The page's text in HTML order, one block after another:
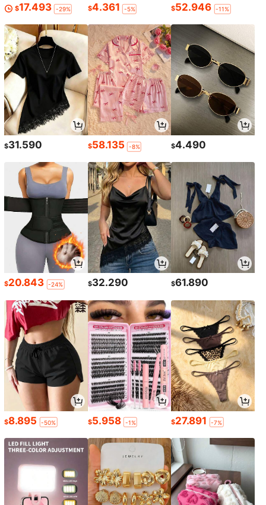
$17.493 -29% $4.361 -5% $52.946 -11%
$31.590 $58.135 -8% $4.490
$20.843 -24% $32.290 $61.890
$8.895 -50% $5.958 -1% $27.891 -7%